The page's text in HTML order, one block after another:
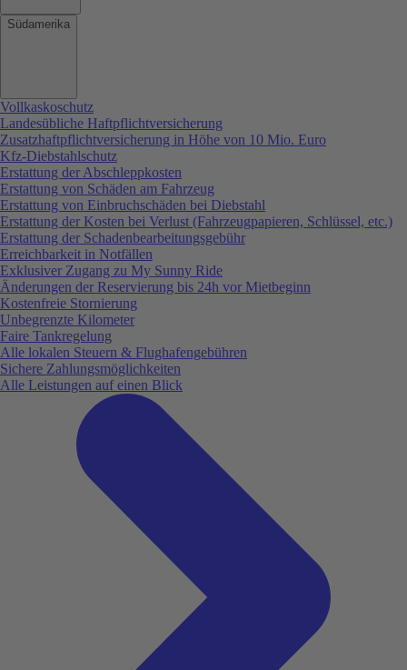
Südamerika
Vollkaskoschutz
Landesübliche Haftpflichtversicherung
Zusatzhaftpflichtversicherung in Höhe von 10 Mio. Euro
Kfz-Diebstahlschutz
Erstattung der Abschleppkosten
Erstattung von Schäden am Fahrzeug
Erstattung von Einbruchschäden bei Diebstahl
Erstattung der Kosten bei Verlust (Fahrzeugpapieren, Schlüssel, etc.)
Erstattung der Schadenbearbeitungsgebühr
Erreichbarkeit in Notfällen
Exklusiver Zugang zu My Sunny Ride
Änderungen der Reservierung bis 24h vor Mietbeginn
Kostenfreie Stornierung
Unbegrenzte Kilometer
Faire Tankregelung
Alle lokalen Steuern & Flughafengebühren
Sichere Zahlungsmöglichkeiten
Alle Leistungen auf einen Blick